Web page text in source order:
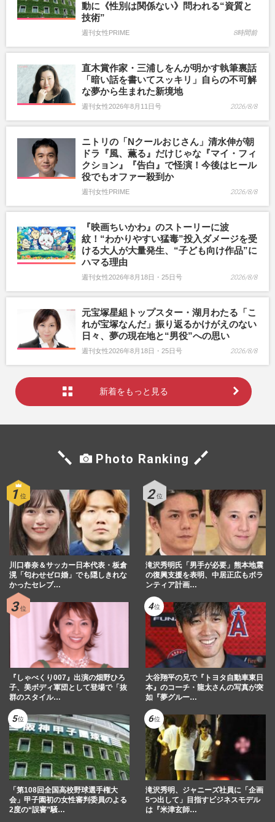
動に《性別は関係ない》問われる“資質と
技術”
週刊女性PRIME 8時間前
直木賞作家・三浦しをんが明かす執筆裏話
「暗い話を書いてスッキリ」自らの不可解
な夢から生まれた新境地
週刊女性2026年8月11日号 2026/8/8
ニトリの「Nクールおじさん」清水伸が朝
ドラ『風、薫る』だけじゃな『マイ・フィ
クション』『告白』で怪演！今後はヒール
役でもオファー殺到か
週刊女性PRIME 2026/8/8
『映画ちいかわ』のストーリーに波
紋！“わかりやすい猛毒”投入ダメージを受
ける大人が大量発生、“子ども向け作品”に
ハマる理由
週刊女性2026年8月18日・25日号 2026/8/8
元宝塚星組トップスター・湖月わたる「こ
れが宝塚なんだ」振り返るかけがえのない
日々、夢の現在地と“男役”への思い
週刊女性2026年8月18日・25日号 2026/8/8
新着をもっと見る
Photo Ranking
川口春奈＆サッカー日本代表・板倉
滉「匂わせゼロ婚」でも隠しきれな
かったセレブ…
滝沢秀明氏「男手が必要」熊本地震
の復興支援を表明、中居正広もボラ
ンティア計画…
『しゃべくり007』出演の畑野ひろ
子、美ボディ軍団として登場で「抜
群のスタイル…
大谷翔平の兄で『トヨタ自動車東日
本』のコーチ・龍太さんの写真が突
如『夢グルー…
「第108回全国高校野球選手権大
会」甲子園初の女性審判委員のよる
2度の“誤審”騒…
滝沢秀明、ジャニーズ社員に「企画
5つ出して」目指すビジネスモデル
は『米津玄師…